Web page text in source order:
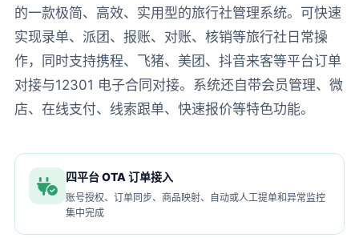
的一款极简、高效、实用型的旅行社管理系统。可快速
实现录单、派团、报账、对账、核销等旅行社日常操
作，同时支持携程、飞猪、美团、抖音来客等平台订单
对接与12301 电子合同对接。系统还自带会员管理、微
店、在线支付、线索跟单、快速报价等特色功能。
四平台 OTA 订单接入
账号授权、订单同步、商品映射、自动或人工提单和异常监控
集中完成